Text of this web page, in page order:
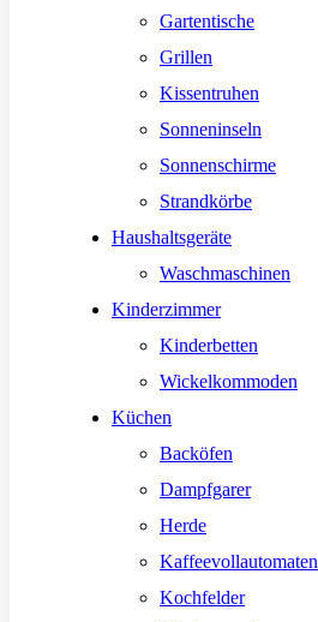
Gartentische
Grillen
Kissentruhen
Sonneninseln
Sonnenschirme
Strandkörbe
Haushaltsgeräte
Waschmaschinen
Kinderzimmer
Kinderbetten
Wickelkommoden
Küchen
Backöfen
Dampfgarer
Herde
Kaffeevollautomaten
Kochfelder